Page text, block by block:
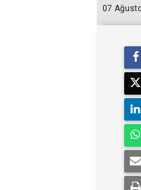
07